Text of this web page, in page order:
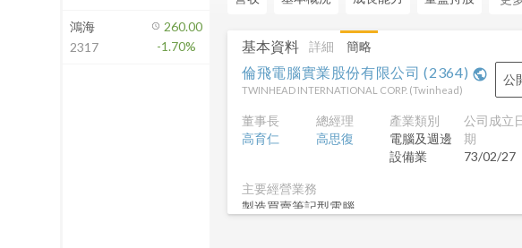
如何綁定合作券商
基本資料 詳細 簡略
倫飛電腦實業股份有限公司 (2364) public
TWINHEAD INTERNATIONAL CORP. (Twinhead)
公
董事長
高育仁
總經理
高思復
產業類別
電腦及週邊
設備業
公司成立
期
73/02/27
主要經營業務
製造買賣筆記型電腦
鴻海
2317
260.00
-1.70%